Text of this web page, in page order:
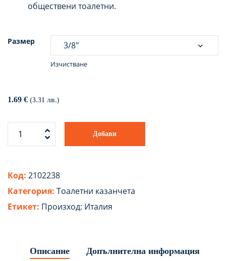
обществени тоалетни.
Размер
Изчистване
1.69 € (3.31 лв.)
Добави
Код: 2102238
Категория: Tоалетни казанчета
Етикет: Произход: Италия
Описание Допълнителна информация